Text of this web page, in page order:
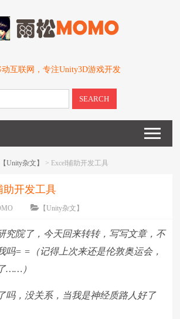
互联网，专注Unity3D游戏开发
SEARCH
【Unity杂文】 > Excel辅助开发工具
助开发工具
【Unity杂文】
：2016-04-29 字体： 大 中 小
究院了，今天回来转转，写写文章，不
吗= =（记得上次来还是伦敦奥运会，
……）
吗，没关系，当我是神经质路人好了